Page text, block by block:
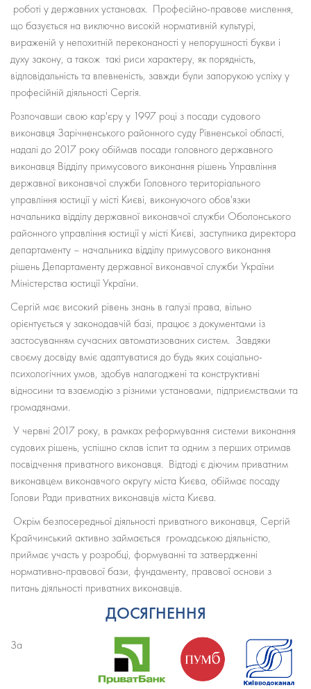
роботі у державних установах. Професійно-правове мислення,
що базується на виключно високій нормативній культурі,
вираженій у непохитній переконаності у непорушності букви і
духу закону, а також такі риси характеру, як порядність,
відповідальність та впевненість, завжди були запорукою успіху у
професійній діяльності Сергія.
Розпочавши свою кар'єру у 1997 році з посади судового
виконавця Зарічненського районного суду Рівненської області,
надалі до 2017 року обіймав посади головного державного
виконавця Відділу примусового виконання рішень Управління
державної виконавчої служби Головного територіального
управління юстиції у місті Києві, виконуючого обов'язки
начальника відділу державної виконавчої служби Оболонського
районного управління юстиції у місті Києві, заступника директора
департаменту – начальника відділу примусового виконання
рішень Департаменту державної виконавчої служби України
Міністерства юстиції України.
Сергій має високий рівень знань в галузі права, вільно
орієнтується у законодавчій базі, працює з документами із
застосуванням сучасних автоматизованих систем. Завдяки
своєму досвіду вміє адаптуватися до будь яких соціально-
психологічних умов, здобув налагоджені та конструктивні
відносини та взаємодію з різними установами, підприємствами та
громадянами.
У червні 2017 року, в рамках реформування системи виконання
судових рішень, успішно склав іспит та одним з перших отримав
посвідчення приватного виконавця. Відтоді є діючим приватним
виконавцем виконавчого округу міста Києва, обіймає посаду
Голови Ради приватних виконавців міста Києва.
Окрім безпосередньої діяльності приватного виконавця, Сергій
Крайчинський активно займається громадською діяльністю,
приймає участь у розробці, формуванні та затвердженні
нормативно-правової бази, фундаменту, правової основи з
питань діяльності приватних виконавців.
ДОСЯГНЕННЯ
За